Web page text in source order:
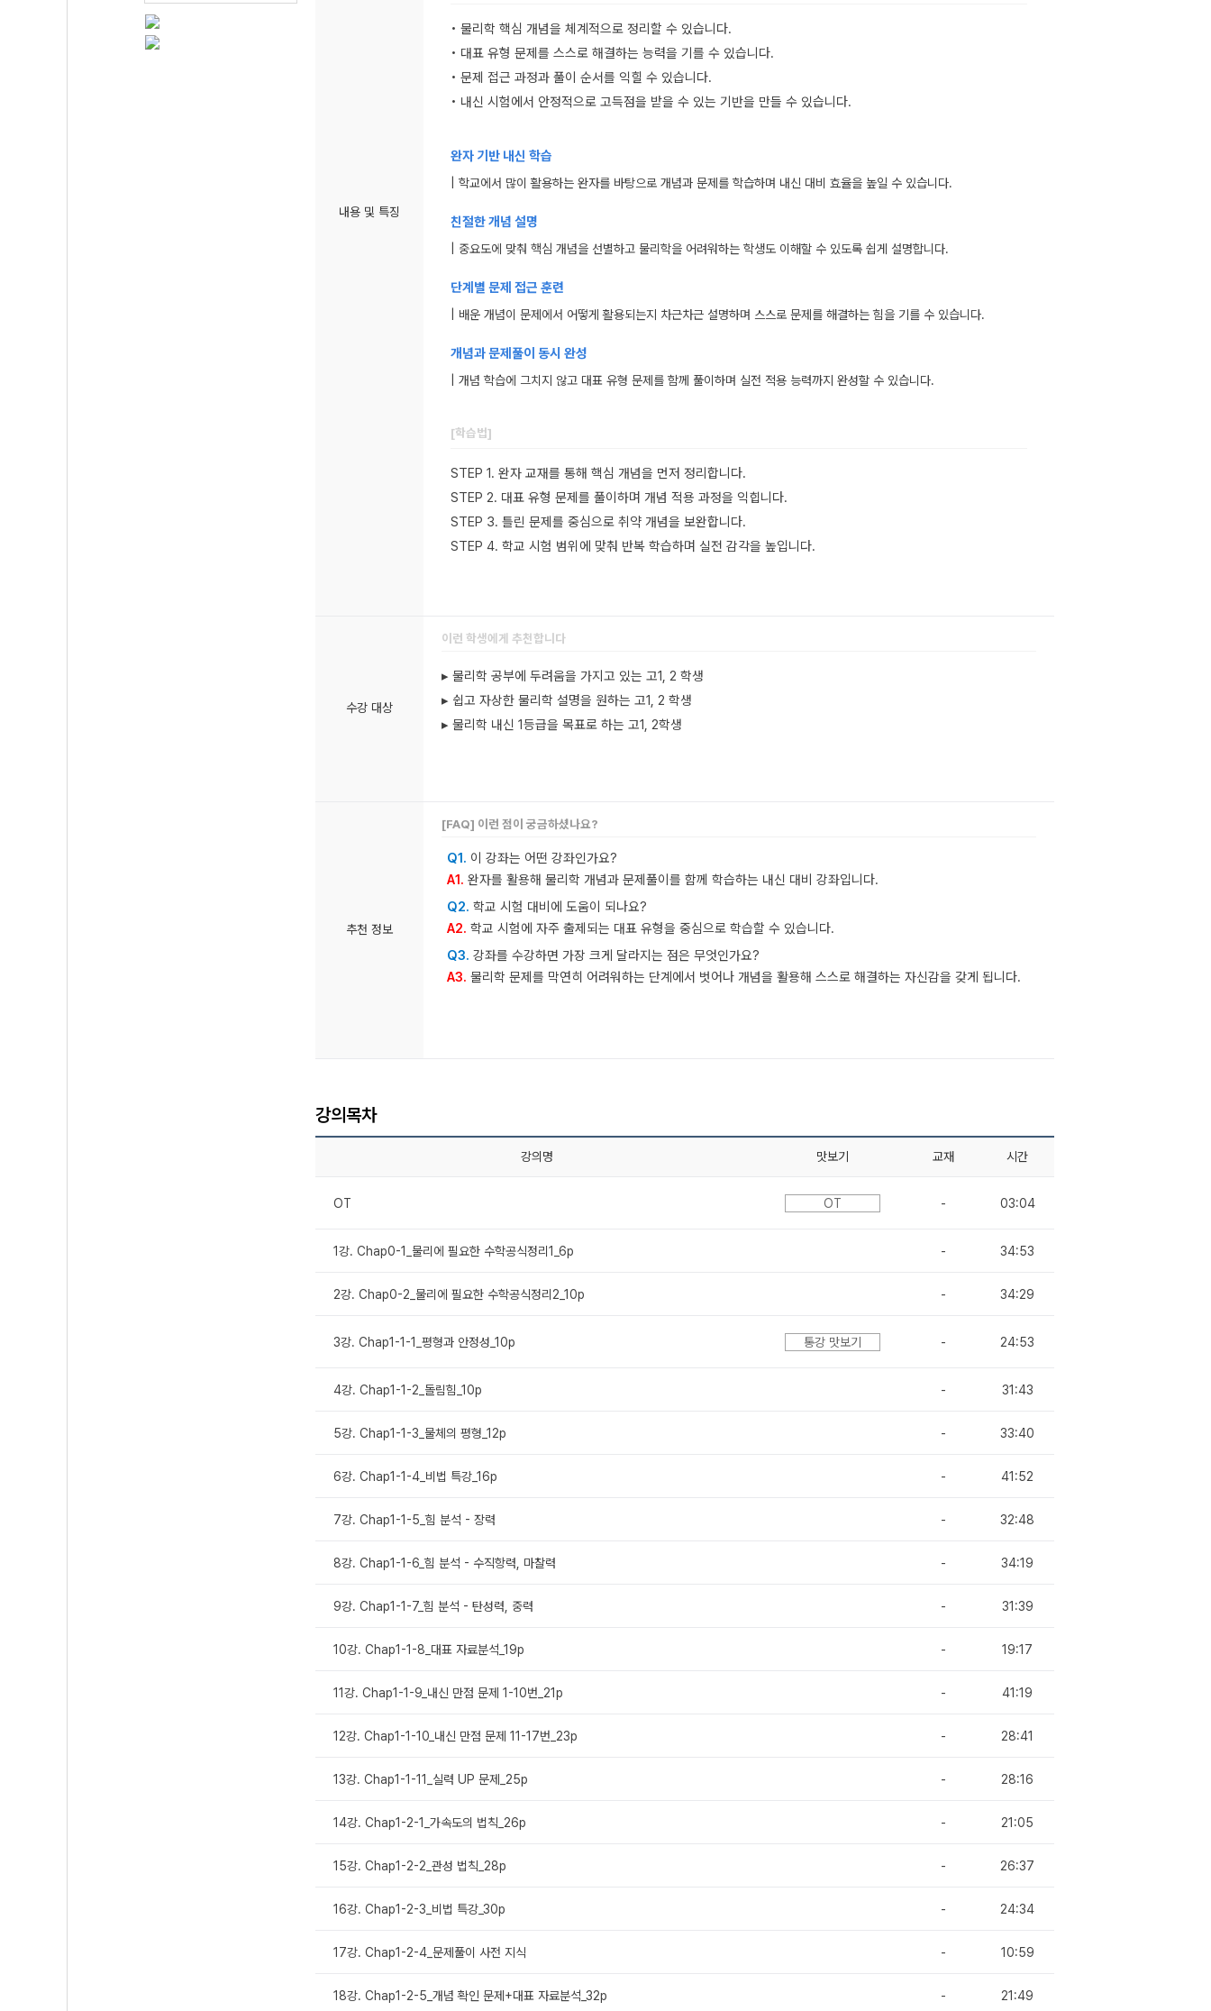
내용 및 특징
• 물리학 핵심 개념을 체계적으로 정리할 수 있습니다.
• 대표 유형 문제를 스스로 해결하는 능력을 기를 수 있습니다.
• 문제 접근 과정과 풀이 순서를 익힐 수 있습니다.
• 내신 시험에서 안정적으로 고득점을 받을 수 있는 기반을 만들 수 있습니다.
완자 기반 내신 학습
| 학교에서 많이 활용하는 완자를 바탕으로 개념과 문제를 학습하며 내신 대비 효율을 높일 수 있습니다.
친절한 개념 설명
| 중요도에 맞춰 핵심 개념을 선별하고 물리학을 어려워하는 학생도 이해할 수 있도록 쉽게 설명합니다.
단계별 문제 접근 훈련
| 배운 개념이 문제에서 어떻게 활용되는지 차근차근 설명하며 스스로 문제를 해결하는 힘을 기를 수 있습니다.
개념과 문제풀이 동시 완성
| 개념 학습에 그치지 않고 대표 유형 문제를 함께 풀이하며 실전 적용 능력까지 완성할 수 있습니다.
[학습법]
STEP 1. 완자 교재를 통해 핵심 개념을 먼저 정리합니다.
STEP 2. 대표 유형 문제를 풀이하며 개념 적용 과정을 익힙니다.
STEP 3. 틀린 문제를 중심으로 취약 개념을 보완합니다.
STEP 4. 학교 시험 범위에 맞춰 반복 학습하며 실전 감각을 높입니다.
수강 대상
이런 학생에게 추천합니다
▸ 물리학 공부에 두려움을 가지고 있는 고1, 2 학생
▸ 쉽고 자상한 물리학 설명을 원하는 고1, 2 학생
▸ 물리학 내신 1등급을 목표로 하는 고1, 2학생
추천 정보
[FAQ] 이런 점이 궁금하셨나요?
Q1. 이 강좌는 어떤 강좌인가요?
A1. 완자를 활용해 물리학 개념과 문제풀이를 함께 학습하는 내신 대비 강좌입니다.
Q2. 학교 시험 대비에 도움이 되나요?
A2. 학교 시험에 자주 출제되는 대표 유형을 중심으로 학습할 수 있습니다.
Q3. 강좌를 수강하면 가장 크게 달라지는 점은 무엇인가요?
A3. 물리학 문제를 막연히 어려워하는 단계에서 벗어나 개념을 활용해 스스로 해결하는 자신감을 갖게 됩니다.
강의목차
강의명 맛보기 교재 시간
OT OT - 03:04
1강. Chap0-1_물리에 필요한 수학공식정리1_6p - 34:53
2강. Chap0-2_물리에 필요한 수학공식정리2_10p - 34:29
3강. Chap1-1-1_평형과 안정성_10p 통강 맛보기 - 24:53
4강. Chap1-1-2_돌림힘_10p - 31:43
5강. Chap1-1-3_물체의 평형_12p - 33:40
6강. Chap1-1-4_비법 특강_16p - 41:52
7강. Chap1-1-5_힘 분석 - 장력 - 32:48
8강. Chap1-1-6_힘 분석 - 수직항력, 마찰력 - 34:19
9강. Chap1-1-7_힘 분석 - 탄성력, 중력 - 31:39
10강. Chap1-1-8_대표 자료분석_19p - 19:17
11강. Chap1-1-9_내신 만점 문제 1-10번_21p - 41:19
12강. Chap1-1-10_내신 만점 문제 11-17번_23p - 28:41
13강. Chap1-1-11_실력 UP 문제_25p - 28:16
14강. Chap1-2-1_가속도의 법칙_26p - 21:05
15강. Chap1-2-2_관성 법칙_28p - 26:37
16강. Chap1-2-3_비법 특강_30p - 24:34
17강. Chap1-2-4_문제풀이 사전 지식 - 10:59
18강. Chap1-2-5_개념 확인 문제+대표 자료분석_32p - 21:49